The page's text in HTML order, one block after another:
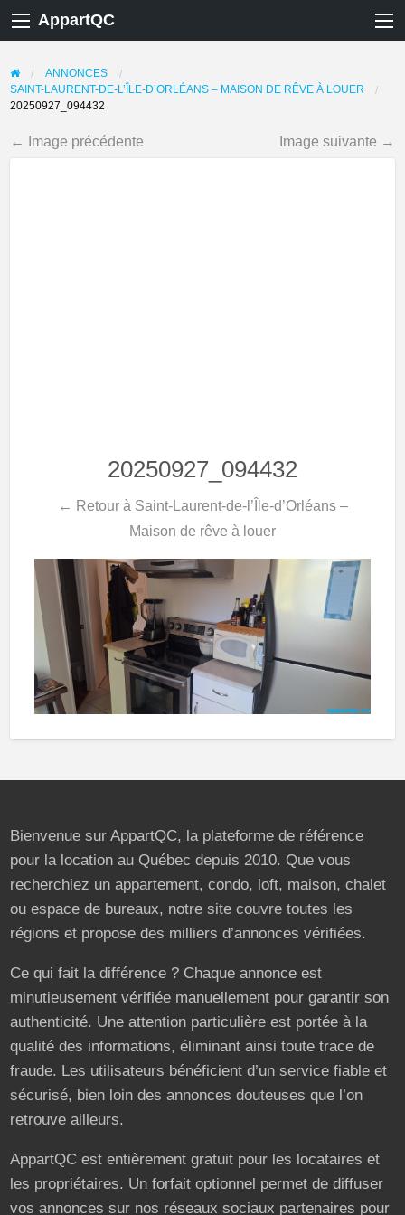
AppartQC
ANNONCES
SAINT-LAURENT-DE-L’ÎLE-D’ORLÉANS – MAISON DE RÊVE À LOUER
20250927_094432
← Image précédente Image suivante →
20250927_094432
← Retour à Saint-Laurent-de-l’Île-d’Orléans –
Maison de rêve à louer
Bienvenue sur AppartQC, la plateforme de référence
pour la location au Québec depuis 2010. Que vous
recherchiez un appartement, condo, loft, maison, chalet
ou espace de bureaux, notre site couvre toutes les
régions et propose des milliers d’annonces vérifiées.
Ce qui fait la différence ? Chaque annonce est
minutieusement vérifiée manuellement pour garantir son
authenticité. Une attention particulière est portée à la
qualité des informations, éliminant ainsi toute trace de
fraude. Les utilisateurs bénéficient d’un service fiable et
sécurisé, bien loin des annonces douteuses que l’on
retrouve ailleurs.
AppartQC est entièrement gratuit pour les locataires et
les propriétaires. Un forfait optionnel permet de diffuser
vos annonces sur nos réseaux sociaux partenaires pour